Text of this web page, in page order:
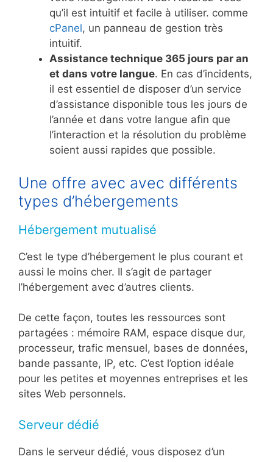
qu’il est intuitif et facile à utiliser. comme
cPanel, un panneau de gestion très
intuitif.
Assistance technique 365 jours par an
et dans votre langue. En cas d’incidents,
il est essentiel de disposer d’un service
d’assistance disponible tous les jours de
l’année et dans votre langue afin que
l’interaction et la résolution du problème
soient aussi rapides que possible.
Une offre avec avec différents
types d’hébergements
Hébergement mutualisé
C’est le type d’hébergement le plus courant et
aussi le moins cher. Il s’agit de partager
l’hébergement avec d’autres clients.
De cette façon, toutes les ressources sont
partagées : mémoire RAM, espace disque dur,
processeur, trafic mensuel, bases de données,
bande passante, IP, etc. C’est l’option idéale
pour les petites et moyennes entreprises et les
sites Web personnels.
Serveur dédié
Dans le serveur dédié, vous disposez d’un